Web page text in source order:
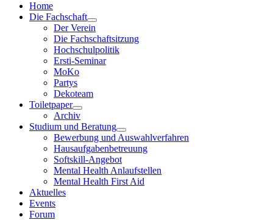
Home
Die Fachschaft
Der Verein
Die Fachschaftsitzung
Hochschulpolitik
Ersti-Seminar
MoKo
Partys
Dekoteam
Toiletpaper
Archiv
Studium und Beratung
Bewerbung und Auswahlverfahren
Hausaufgabenbetreuung
Softskill-Angebot
Mental Health Anlaufstellen
Mental Health First Aid
Aktuelles
Events
Forum